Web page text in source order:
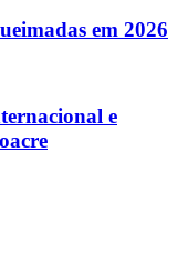
em 2026
e